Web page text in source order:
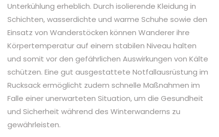
Unterkühlung erheblich. Durch isolierende Kleidung in
Schichten, wasserdichte und warme Schuhe sowie den
Einsatz von Wanderstöcken können Wanderer ihre
Körpertemperatur auf einem stabilen Niveau halten
und somit vor den gefährlichen Auswirkungen von Kälte
schützen. Eine gut ausgestattete Notfallausrüstung im
Rucksack ermöglicht zudem schnelle Maßnahmen im
Falle einer unerwarteten Situation, um die Gesundheit
und Sicherheit während des Winterwanderns zu
gewährleisten.